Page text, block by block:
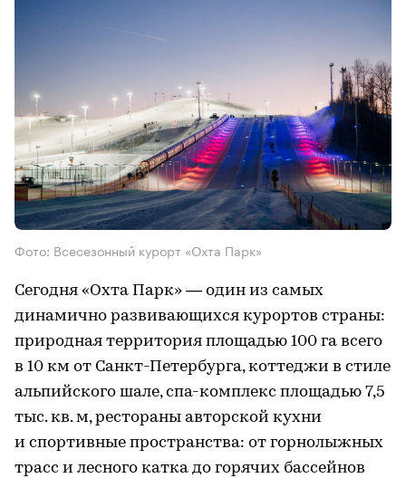
Фото: Всесезонный курорт «Охта Парк»
Сегодня «Охта Парк» — один из самых
динамично развивающихся курортов страны:
природная территория площадью 100 га всего
в 10 км от Санкт-Петербурга, коттеджи в стиле
альпийского шале, спа-комплекс площадью 7,5
тыс. кв. м, рестораны авторской кухни
и спортивные пространства: от горнолыжных
трасс и лесного катка до горячих бассейнов